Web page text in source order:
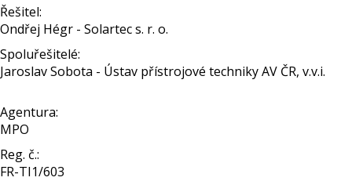
Řešitel:
Ondřej Hégr - Solartec s. r. o.
Spoluřešitelé:
Jaroslav Sobota - Ústav přístrojové techniky AV ČR, v.v.i.
Agentura:
MPO
Reg. č.:
FR-TI1/603